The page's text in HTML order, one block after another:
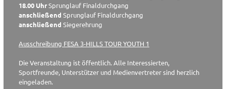
18.00 UhrSprunglauf Finaldurchgang
anschließend Sprunglauf Finaldurchgang
anschließend Siegerehrung
Ausschreibung FESA 3-HILLS TOUR YOUTH 1
Die Veranstaltung ist öffentlich. Alle Interessierten,
Sportfreunde, Unterstützer und Medienvertreter sind herzlich
eingeladen.